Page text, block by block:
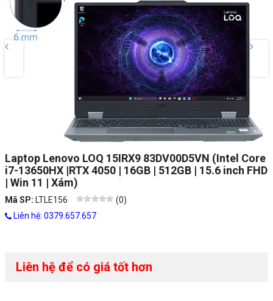
Laptop Lenovo LOQ 15IRX9 83DV00D5VN (Intel Core
i7-13650HX |RTX 4050 | 16GB | 512GB | 15.6 inch FHD
| Win 11 | Xám)
Mã SP: LTLE156 (0)
Liên hệ: 0379.657.657
Liên hệ để có giá tốt hơn